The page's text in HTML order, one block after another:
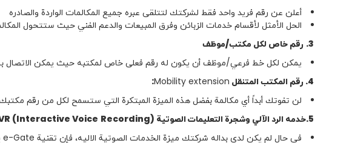
أعلن عن رقم فريد واحد فقط لشركتك لتتلقى عبره جميع المكالمات الواردة والصادره
الحل الأمثل لأقسام خدمات الزبائن وفرق المبيعات والدعم الفني حيث ستتحول
3. رقم خاص لكل مكتب/موظف
يمكن لكل خط فرعي/موظف أن يكون له رقم فعلى خاص لمكتبه حيث يمكن الاتصال
4. رقم المكتب المتنقل
Mobility extension
:
لن تفوتك أبداً أي مكالمة بفضل هذه الميزة المبتكرة التي ستسمح لكل من رقم
5. خدمه الرد الآلي وشجرة التعليمات الصوتية (Interactive Voice Recording)
في حال لم يكن لدى بداله شركتك ميزة الخدمات الصوتية الاليه، فإن تقنية e-Gate يمكن أن توفّر شجرة متكاملة للخدمات الصوتية.